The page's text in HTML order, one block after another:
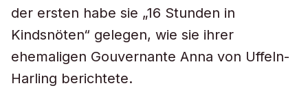
der ersten habe sie „16 Stunden in
Kindsnöten“ gelegen, wie sie ihrer
ehemaligen Gouvernante Anna von Uffeln-
Harling berichtete.